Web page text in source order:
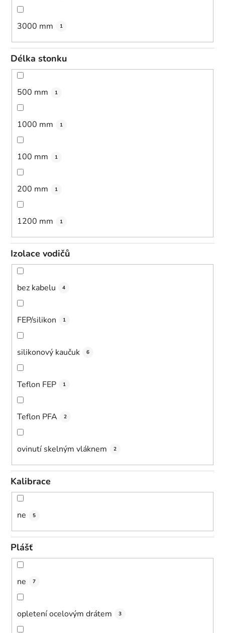
3000 mm 1
Délka stonku
500 mm 1
1000 mm 1
100 mm 1
200 mm 1
1200 mm 1
Izolace vodičů
bez kabelu 4
FEP/silikon 1
silikonový kaučuk 6
Teflon FEP 1
Teflon PFA 2
ovinutí skelným vláknem 2
Kalibrace
ne 5
Plášť
ne 7
opletení ocelovým drátem 3